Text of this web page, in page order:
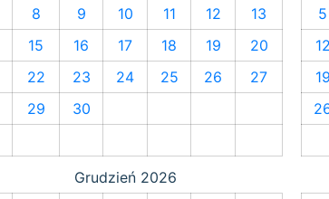
8 9 10 11 12
13
15 16 17 18 19
20
22 23 24 25 26
27
29 30
5
Grudzień 2026